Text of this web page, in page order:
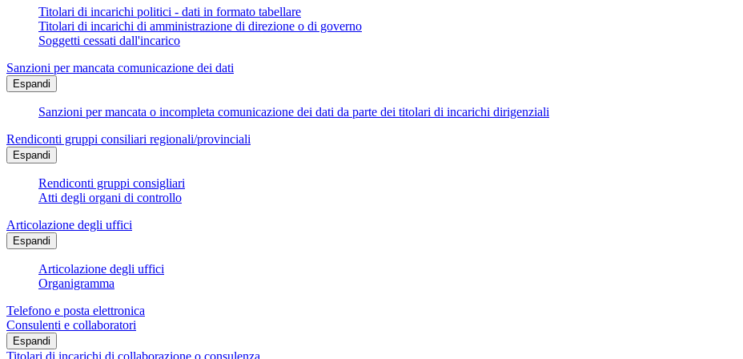
Titolari di incarichi politici - dati in formato tabellare
Titolari di incarichi di amministrazione di direzione o di governo
Soggetti cessati dall'incarico
Sanzioni per mancata comunicazione dei dati
Espandi
Sanzioni per mancata o incompleta comunicazione dei dati da parte dei titolari di incarichi dirigenziali
Rendiconti gruppi consiliari regionali/provinciali
Espandi
Rendiconti gruppi consigliari
Atti degli organi di controllo
Articolazione degli uffici
Espandi
Articolazione degli uffici
Organigramma
Telefono e posta elettronica
Consulenti e collaboratori
Espandi
Titolari di incarichi di collaborazione o consulenza